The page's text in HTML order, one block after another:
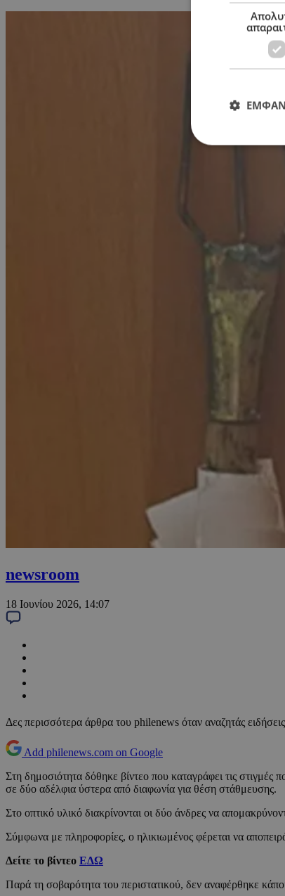
newsroom
18 Ιουνίου 2026, 14:07
Δες περισσότερα άρθρα του philenews όταν αναζητάς
Add philenews.com on Google
Στη δημοσιότητα δόθηκε βίντεο που καταγράφει τις
σε δύο αδέλφια ύστερα από διαφωνία για θέση στάθμευσης.
Στο οπτικό υλικό διακρίνονται οι δύο άνδρες να
Σύμφωνα με πληροφορίες, ο ηλικιωμένος φέρεται να
Δείτε το βίντεο ΕΔΩ
Παρά τη σοβαρότητα του περιστατικού, δεν αναφέρθηκε